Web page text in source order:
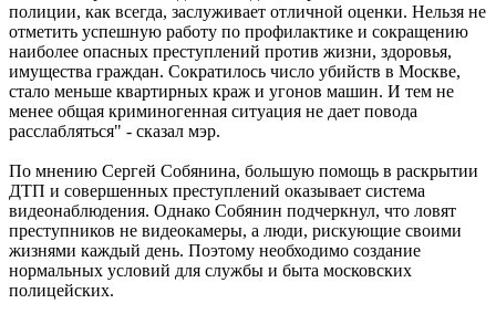
полиции, как всегда, заслуживает отличной оценки. Нельзя не
отметить успешную работу по профилактике и сокращению
наиболее опасных преступлений против жизни, здоровья,
имущества граждан. Сократилось число убийств в Москве,
стало меньше квартирных краж и угонов машин. И тем не
менее общая криминогенная ситуация не дает повода
расслабляться" - сказал мэр.
По мнению Сергей Собянина, большую помощь в раскрытии
ДТП и совершенных преступлений оказывает система
видеонаблюдения. Однако Собянин подчеркнул, что ловят
преступников не видеокамеры, а люди, рискующие своими
жизнями каждый день. Поэтому необходимо создание
нормальных условий для службы и быта московских
полицейских.